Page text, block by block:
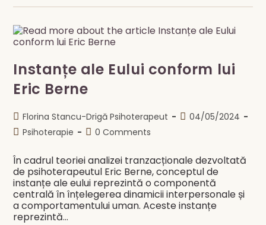
Instanțe ale Eului conform lui
Eric Berne
Post
author:
Florina Stancu-Drigă Psihoterapeut
Post04/05/2024
PostPsihoterapie
Post0 Comments
În cadrul teoriei analizei tranzacționale dezvoltată
de psihoterapeutul Eric Berne, conceptul de
instanțe ale eului reprezintă o componentă
centrală în înțelegerea dinamicii interpersonale și
a comportamentului uman. Aceste instanțe
reprezintă…